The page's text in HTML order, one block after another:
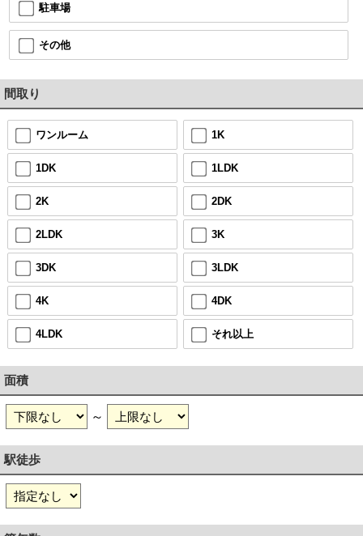
駐車場
その他
間取り
ワンルーム 1K
1DK 1LDK
2K 2DK
2LDK 3K
3DK 3LDK
4K 4DK
4LDK それ以上
面積
～
駅徒歩